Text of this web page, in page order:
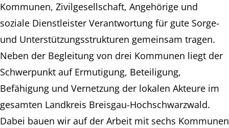
Kommunen, Zivilgesellschaft, Angehörige und
soziale Dienstleister Verantwortung für gute Sorge-
und Unterstützungsstrukturen gemeinsam tragen.
Neben der Begleitung von drei Kommunen liegt der
Schwerpunkt auf Ermutigung, Beteiligung,
Befähigung und Vernetzung der lokalen Akteure im
gesamten Landkreis Breisgau-Hochschwarzwald.
Dabei bauen wir auf der Arbeit mit sechs Kommunen